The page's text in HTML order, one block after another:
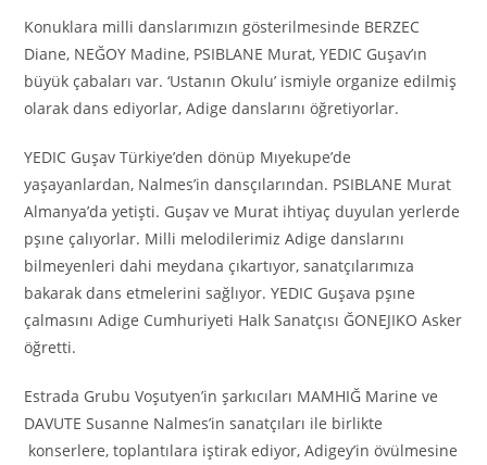
Konuklara milli danslarımızın gösterilmesinde BERZEC
Diane, NEĞOY Madine, PSIBLANE Murat, YEDIC Guşav’ın
büyük çabaları var. ‘Ustanın Okulu’ ismiyle organize edilmiş
olarak dans ediyorlar, Adige danslarını öğretiyorlar.
YEDIC Guşav Türkiye’den dönüp Mıyekupe’de
yaşayanlardan, Nalmes’in dansçılarından. PSIBLANE Murat
Almanya’da yetişti. Guşav ve Murat ihtiyaç duyulan yerlerde
pşıne çalıyorlar. Milli melodilerimiz Adige danslarını
bilmeyenleri dahi meydana çıkartıyor, sanatçılarımıza
bakarak dans etmelerini sağlıyor. YEDIC Guşava pşıne
çalmasını Adige Cumhuriyeti Halk Sanatçısı ĞONEJIKO Asker
öğretti.
Estrada Grubu Voşutyen’in şarkıcıları MAMHIĞ Marine ve
DAVUTE Susanne Nalmes’in sanatçıları ile birlikte
konserlere, toplantılara iştirak ediyor, Adigey’in övülmesine